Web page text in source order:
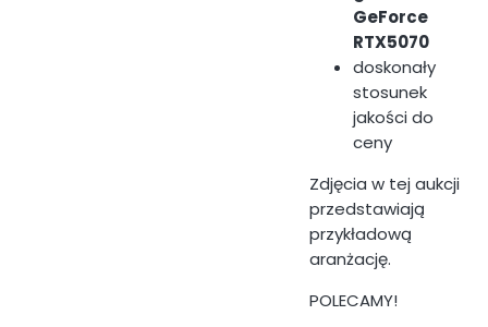
GeForce
RTX5070
doskonały
stosunek
jakości do
ceny
Zdjęcia w tej aukcji
przedstawiają
przykładową
aranżację.
POLECAMY!